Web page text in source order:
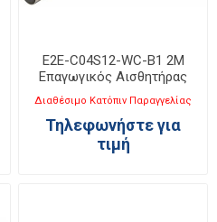
E2E-C04S12-WC-B1 2M
Επαγωγικός Αισθητήρας
Φ4x25mm
Διαθέσιμο Κατόπιν Παραγγελίας
Τηλεφωνήστε για
τιμή